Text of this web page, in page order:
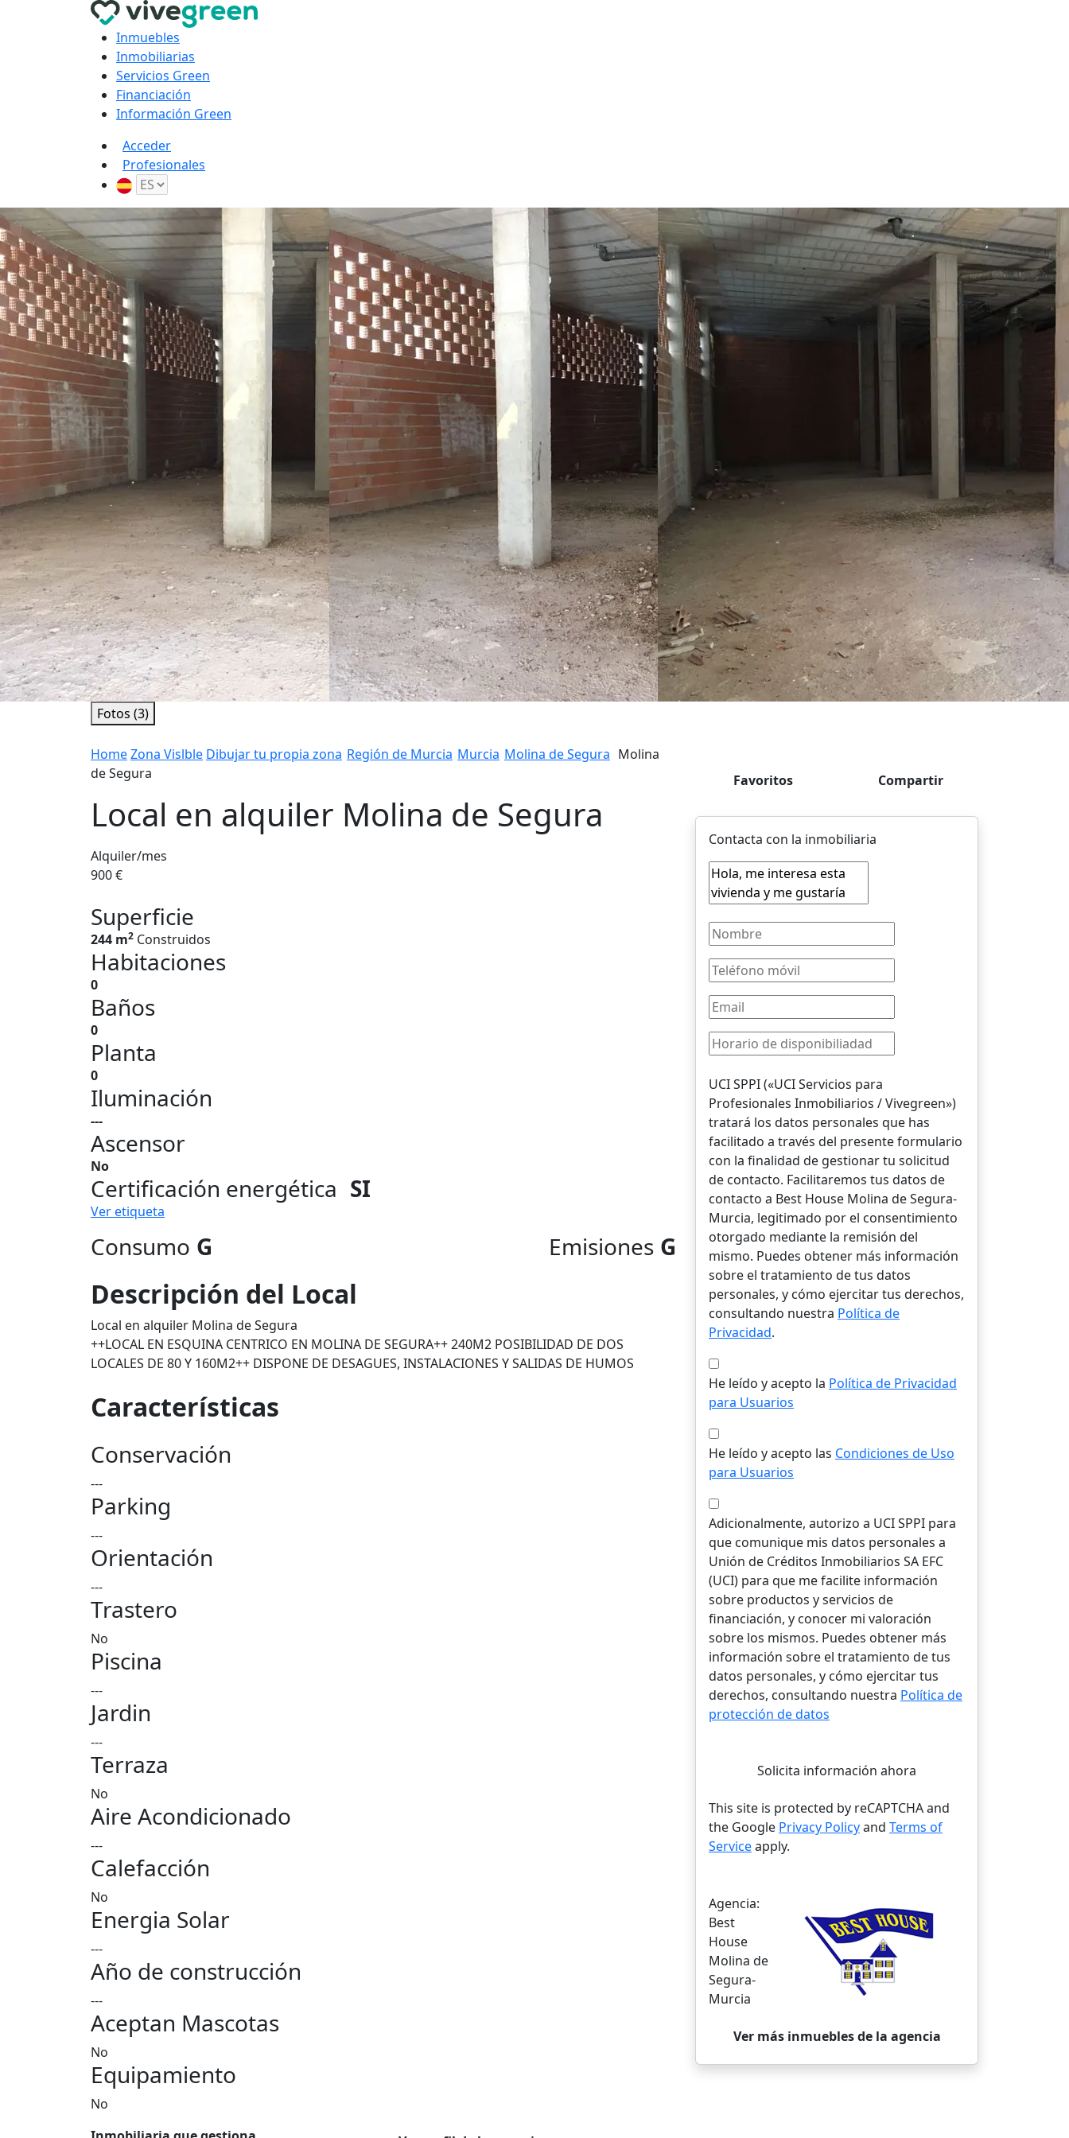
Inmuebles
Inmobiliarias
Servicios Green
Financiación
Información Green
Acceder
Profesionales
Fotos (3)
HomeZona Vislble Dibujar tu propia zona Región de Murcia Murcia Molina de Segura Molina
de Segura
Local en alquiler Molina de Segura
Alquiler/mes
900 €
Superficie
244 m2 Construidos
Habitaciones
0
Baños
0
Planta
0
Iluminación
---
Ascensor
No
Certificación energética SI
Ver etiqueta
Consumo G Emisiones G
Descripción del Local
Local en alquiler Molina de Segura
++LOCAL EN ESQUINA CENTRICO EN MOLINA DE SEGURA++ 240M2 POSIBILIDAD DE DOS
LOCALES DE 80 Y 160M2++ DISPONE DE DESAGUES, INSTALACIONES Y SALIDAS DE HUMOS
Características
Conservación
---
Parking
---
Orientación
---
Trastero
No
Piscina
---
Jardin
---
Terraza
No
Aire Acondicionado
---
Calefacción
No
Energia Solar
---
Año de construcción
---
Aceptan Mascotas
No
Equipamiento
No
Favoritos Compartir
Contacta con la inmobiliaria
UCI SPPI («UCI Servicios para
Profesionales Inmobiliarios / Vivegreen»)
tratará los datos personales que has
facilitado a través del presente formulario
con la finalidad de gestionar tu solicitud
de contacto. Facilitaremos tus datos de
contacto a Best House Molina de Segura-
Murcia, legitimado por el consentimiento
otorgado mediante la remisión del
mismo. Puedes obtener más información
sobre el tratamiento de tus datos
personales, y cómo ejercitar tus derechos,
consultando nuestra Política de
Privacidad.
He leído y acepto la Política de Privacidad
para Usuarios
He leído y acepto las Condiciones de Uso
para Usuarios
Adicionalmente, autorizo a UCI SPPI para
que comunique mis datos personales a
Unión de Créditos Inmobiliarios SA EFC
(UCI) para que me facilite información
sobre productos y servicios de
financiación, y conocer mi valoración
sobre los mismos. Puedes obtener más
información sobre el tratamiento de tus
datos personales, y cómo ejercitar tus
derechos, consultando nuestra Política de
protección de datos
Solicita información ahora
This site is protected by reCAPTCHA and
the Google Privacy Policyand Terms of
Serviceapply.
Agencia:
Best
House
Molina de
Segura-
Murcia
Ver más inmuebles de la agencia